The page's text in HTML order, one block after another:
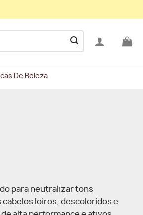
De Beleza
para neutralizar tons
cabelos loiros, descoloridos e